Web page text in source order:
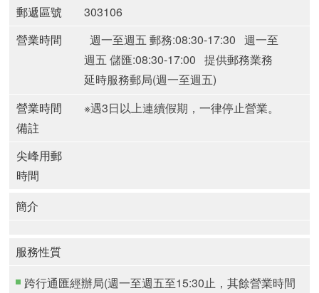
郵遞區號
303106
營業時間
週一至週五 郵務:08:30-17:30 週一至
週五 儲匯:08:30-17:00 提供郵務業務
延時服務郵局(週一至週五)
營業時間
備註
※遇3日以上連續假期，一律停止營業。
尖峰用郵
時間
簡介
服務性質
跨行通匯經辦局(週一至週五至15:30止，其餘營業時間